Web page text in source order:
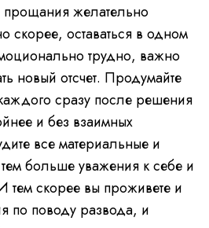
прощания желательно
скорее, оставаться в одном
трудно, важно
новый отсчет. Продумайте
сразу после решения
и без взаимных
все материальные и
больше уважения к себе и
тем скорее вы проживете и
по поводу развода, и